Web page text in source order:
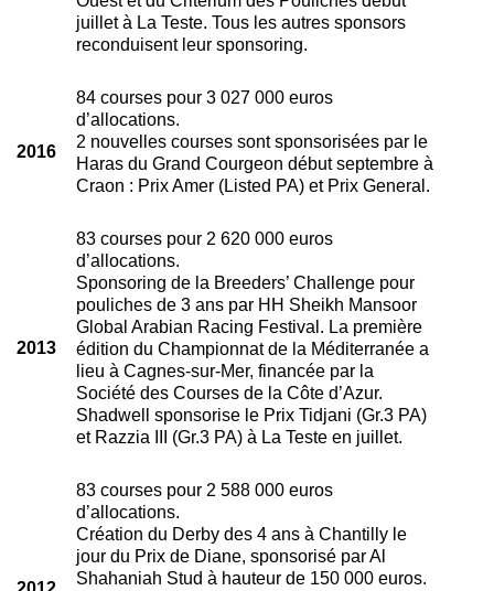
juillet à La Teste. Tous les autres sponsors
reconduisent leur sponsoring.
2016
84 courses pour 3 027 000 euros
d’allocations.
2 nouvelles courses sont sponsorisées par le
Haras du Grand Courgeon début septembre à
Craon : Prix Amer (Listed PA) et Prix General.
2013
83 courses pour 2 620 000 euros
d’allocations.
Sponsoring de la Breeders’ Challenge pour
pouliches de 3 ans par HH Sheikh Mansoor
Global Arabian Racing Festival. La première
édition du Championnat de la Méditerranée a
lieu à Cagnes-sur-Mer, financée par la
Société des Courses de la Côte d’Azur.
Shadwell sponsorise le Prix Tidjani (Gr.3 PA)
et Razzia III (Gr.3 PA) à La Teste en juillet.
83 courses pour 2 588 000 euros
d’allocations.
Création du Derby des 4 ans à Chantilly le
jour du Prix de Diane, sponsorisé par Al
Shahaniah Stud à hauteur de 150 000 euros.